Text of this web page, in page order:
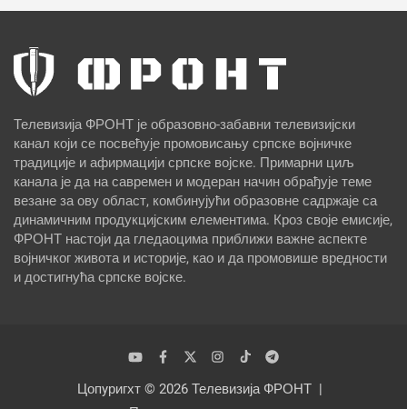
Телевизија ФРОНТ је образовно-забавни телевизијски
канал који се посвећује промовисању српске војничке
традиције и афирмацији српске војске. Примарни циљ
канала је да на савремен и модеран начин обрађује теме
везане за ову област, комбинујући образовне садржаје са
динамичним продукцијским елементима. Кроз своје емисије,
ФРОНТ настоји да гледаоцима приближи важне аспекте
војничког живота и историје, као и да промовише вредности
и достигнућа српске војске.
Цопyригхт © 2026 Телевизија ФРОНТ